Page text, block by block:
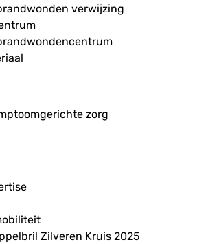
verwijzing
zorg
Zilveren Kruis 2025